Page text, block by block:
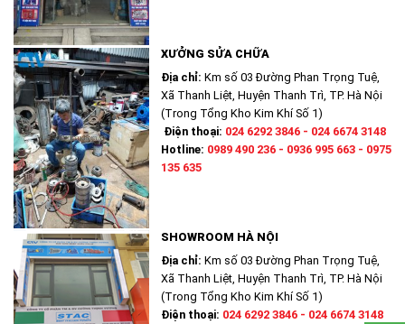
XƯỞNG SỬA CHỮA
Địa chỉ: Km số 03 Đường Phan Trọng Tuệ,
Xã Thanh Liệt, Huyện Thanh Trì, TP. Hà Nội
(Trong Tổng Kho Kim Khí Số 1)
Điện thoại: 024 6292 3846 - 024 6674 3148
Hotline: 0989 490 236 - 0936 995 663 - 0975
135 635
SHOWROOM HÀ NỘI
Địa chỉ: Km số 03 Đường Phan Trọng Tuệ,
Xã Thanh Liệt, Huyện Thanh Trì, TP. Hà Nội
(Trong Tổng Kho Kim Khí Số 1)
Điện thoại: 024 6292 3846 - 024 6674 3148